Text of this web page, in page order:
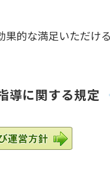
的な満足いただけ
導に関する規定